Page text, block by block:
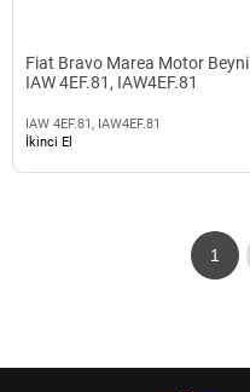
Fiat Bravo Marea Motor Beyni
IAW 4EF.81, IAW4EF.81
IAW 4EF.81, IAW4EF.81
İkinci El
1